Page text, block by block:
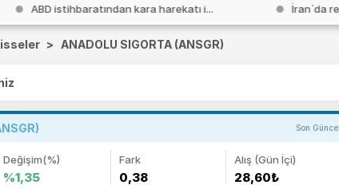
ABD istihbaratından kara harekatı i... İran`da
> ANADOLU SIGORTA (ANSGR)
Son
Değişim(%)
%1,35
Fark
0,38
Alış (Gün İçi)
28,60₺